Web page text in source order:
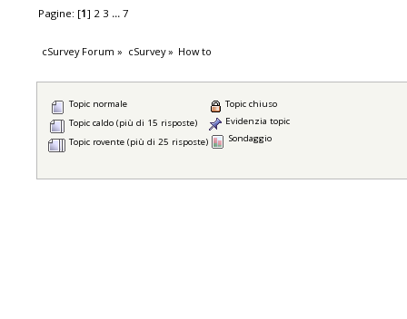
Pagine: [1] 2 3 ...7
cSurvey Forum » cSurvey» How to
Topic normale
Topic caldo (più di 15 risposte)
Topic rovente (più di 25 risposte)
Topic chiuso
Evidenzia topic
Sondaggio